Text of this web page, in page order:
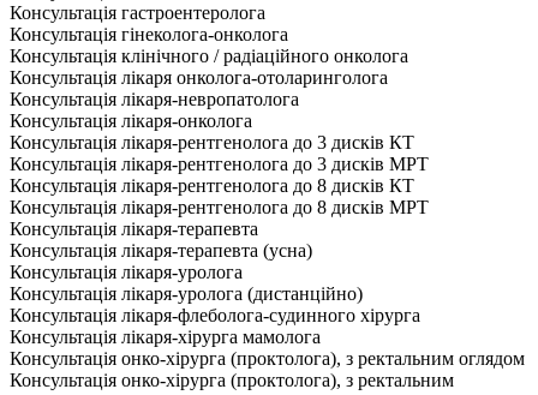
Консультація гастроентеролога
Консультація гінеколога-онколога
Консультація клінічного / радіаційного онколога
Консультація лікаря онколога-отоларинголога
Консультація лікаря-невропатолога
Консультація лікаря-онколога
Консультація лікаря-рентгенолога до 3 дисків КТ
Консультація лікаря-рентгенолога до 3 дисків МРТ
Консультація лікаря-рентгенолога до 8 дисків КТ
Консультація лікаря-рентгенолога до 8 дисків МРТ
Консультація лікаря-терапевта
Консультація лікаря-терапевта (усна)
Консультація лікаря-уролога
Консультація лікаря-уролога (дистанційно)
Консультація лікаря-флеболога-судинного хірурга
Консультація лікаря-хірурга мамолога
Консультація онко-хірурга (проктолога), з ректальним оглядом
Консультація онко-хірурга (проктолога), з ректальним